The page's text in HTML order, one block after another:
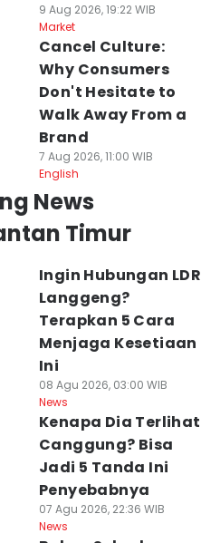
9 Aug 2026, 19:22 WIB
Market
Cancel Culture:
Why Consumers
Don't Hesitate to
Walk Away From a
Brand
7 Aug 2026, 11:00 WIB
English
News
Timur
Ingin Hubungan LDR
Langgeng?
Terapkan 5 Cara
Menjaga Kesetiaan
Ini
08 Agu 2026, 03:00 WIB
News
Kenapa Dia Terlihat
Canggung? Bisa
Jadi 5 Tanda Ini
Penyebabnya
07 Agu 2026, 22:36 WIB
News